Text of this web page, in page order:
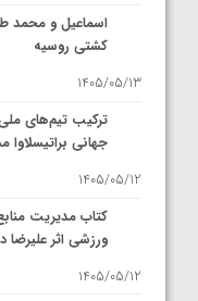
اسماعیل و محمد
کشتی روسیه
1405/05/13
ترکیب تیم‌های
جهانی
1405/05/12
کتاب مدیریت
ورزشی اثر
1405/05/12